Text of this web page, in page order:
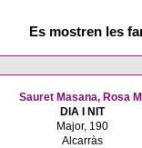
Es mostren les
Sauret Masana, Rosa
DIA I NIT
Major, 190
Alcarràs